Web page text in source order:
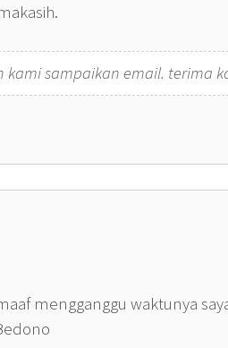
kami sampaikan email. terima
mengganggu waktunya